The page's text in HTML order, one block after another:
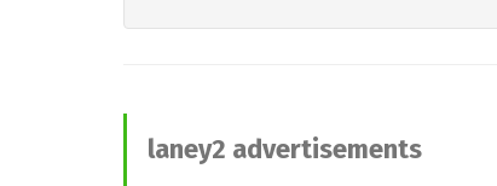
laney2 advertisements